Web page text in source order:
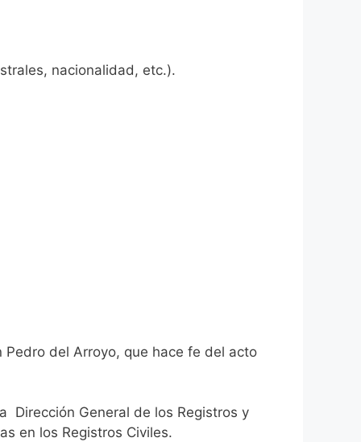
nacionalidad, etc.).
del Arroyo, que hace fe del acto
Dirección General de los Registros y
en los Registros Civiles.